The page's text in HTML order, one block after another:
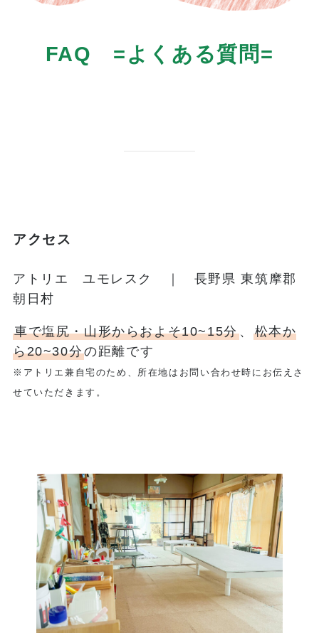
FAQ =よくある質問=
アクセス
アトリエ ユモレスク ｜ 長野県 東筑摩郡
朝日村
車で塩尻・山形からおよそ10~15分、 松本か
ら20~30分の距離です
※アトリエ兼自宅のため、所在地はお問い合わせ時にお伝えさ
せていただきます。